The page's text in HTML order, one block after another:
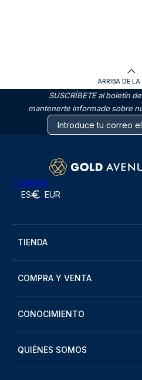
ARRIBA DE LA
SUSCRÍBETE al boletín
mantenerte informado sobre
Trustpilot
ES EUR
TIENDA
COMPRA Y VENTA
CONOCIMIENTO
QUIÉNES SOMOS